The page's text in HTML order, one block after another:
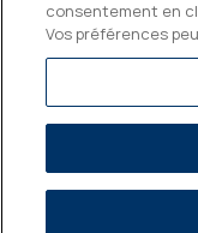
consentement en
Vos préférences